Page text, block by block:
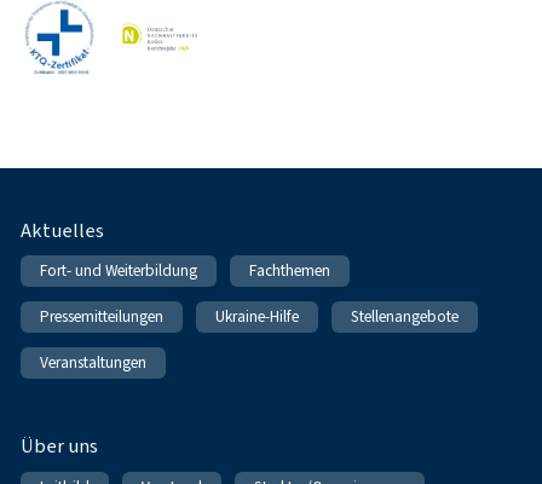
Fußnavigation
Aktuelles
Fort- und Weiterbildung Fachthemen
Pressemitteilungen Ukraine-Hilfe Stellenangebote
Veranstaltungen
Über uns